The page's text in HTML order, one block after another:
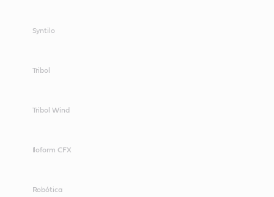
Syntilo
Tribol
Tribol Wind
Iloform CFX
Robótica